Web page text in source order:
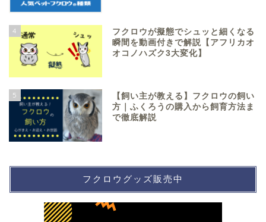
4
フクロウが擬態でシュッと細くなる
瞬間を動画付きで解説【アフリカオ
オコノハズク3大変化】
5
【飼い主が教える】フクロウの飼い
方｜ふくろうの購入から飼育方法ま
で徹底解説
フクロウグッズ販売中